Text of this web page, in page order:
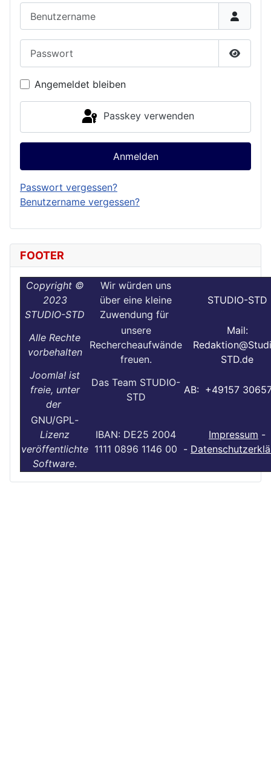
Angemeldet bleiben
Passkey verwenden
Anmelden
Passwort vergessen?
Benutzername vergessen?
FOOTER
Copyright ©
2023
STUDIO-STD
Wir würden uns
über eine kleine
Zuwendung für
STUDIO-STD
Alle Rechte
vorbehalten
unsere
Rechercheaufwände
freuen.
Mail:
STD.de
Joomla! ist
freie, unter
der
Das Team STUDIO-
STD
AB: +49157
GNU/GPL-
Lizenz
veröffentlichte
Software.
IBAN: DE25 2004
1111 0896 1146 00
Impressum -
-